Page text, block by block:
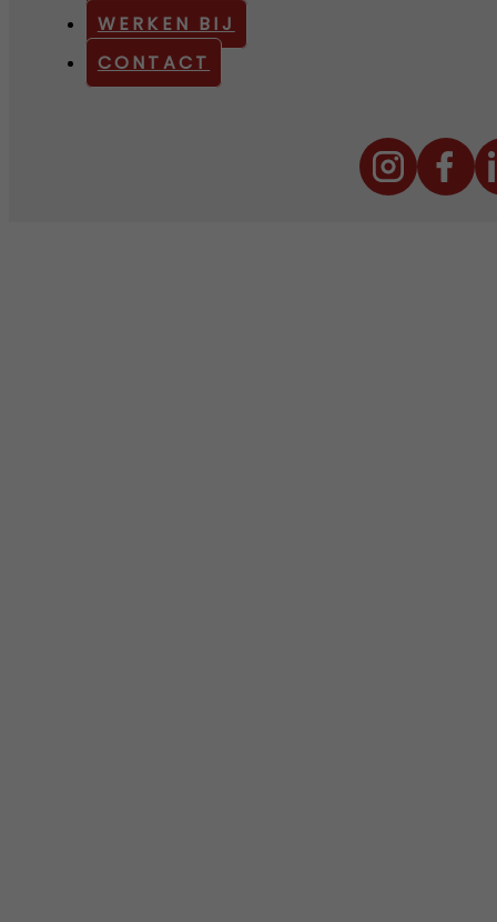
WERKEN BIJ
CONTACT